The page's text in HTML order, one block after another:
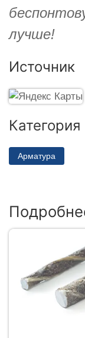
лучше!
Источник
Категория
Арматура